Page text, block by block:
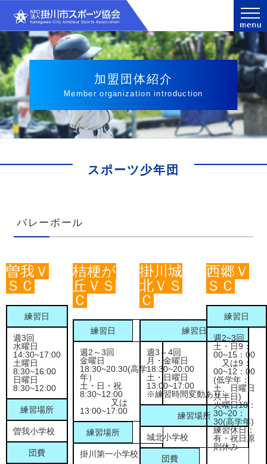
加盟団体紹介
Member organization introduction
スポーツ少年団
バレーボール
曽我Ｖ
ＳＣ
練習日
週3回
水曜日
14:30~17:00
土曜日
8:30~16:00
日曜日
8:30~12:00
練習場所
曽我小学校
団費
桔梗が
丘ＶＳ
Ｃ
練習日
週2～3回
金曜日
18:30~20:30(高学
年）
土・日・祝
8:30~12:00
又は
13:00~17:00
練習場所
掛川第一小学校
掛川城
北ＶＳ
Ｃ
練習日
週3～4回
月・金曜日
18:30~20:00
土・日曜日
13:00~17:00
※練習時間変動あり
練習場所
城北小学校
団費
西郷Ｖ
ＳＣ
練習日
週2~3回
土・日9：
00~15：00
又は9：
00~12：00
(低学年：
土、日曜日
共半日)
火曜日18：
30~20：
30(高学年)
練習休日：
有・祝日原
則休み